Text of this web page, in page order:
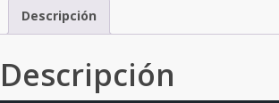
Descripción
Descripción